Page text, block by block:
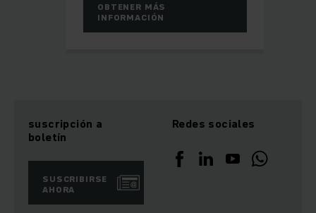
OBTENER MÁS
INFORMACIÓN
suscripción a
boletín
SUSCRIBIRSE
AHORA
Redes sociales